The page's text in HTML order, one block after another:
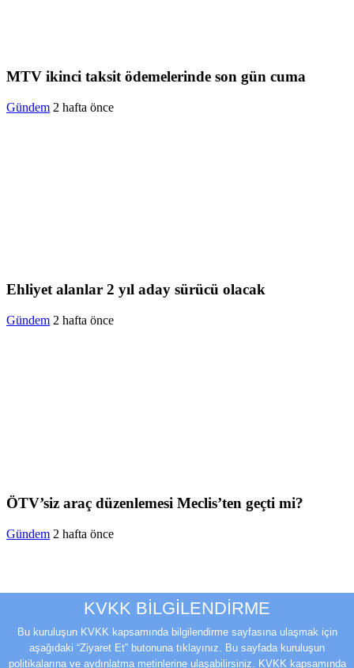
MTV ikinci taksit ödemelerinde son gün cuma
Gündem 2 hafta önce
Ehliyet alanlar 2 yıl aday sürücü olacak
Gündem 2 hafta önce
ÖTV’siz araç düzenlemesi Meclis’ten geçti mi?
Gündem 2 hafta önce
KVKK BİLGİLENDİRME
Bu kuruluşun KVKK kapsamında bilgilendirme sayfasına ulaşmak için
aşağıdaki “Ziyaret Et” butonuna tıklayınız. Bu sayfada kuruluşun
politikalarına ve aydınlatma metinlerine ulaşabilirsiniz. KVKK kapsamında